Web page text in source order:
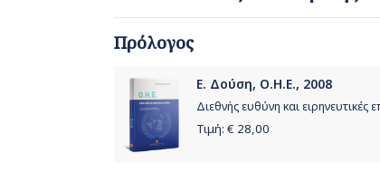
Πρόλογος
Ε. Δούση, Ο.Η.Ε., 2008
Διεθνής ευθύνη και ειρηνευτικές
Τιμή: € 28,00